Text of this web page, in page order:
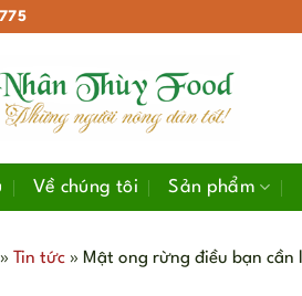
Về chúng tôi Sản phẩm
» Tin tức » Mật ong rừng điều bạn cần